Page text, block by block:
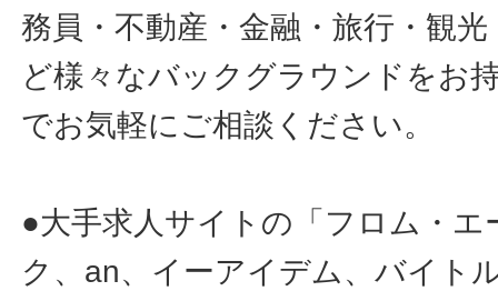
務員・不動産・金融・旅行・観
ど様々なバックグラウンドをお
でお気軽にご相談ください。
●大手求人サイトの「フロム・
ク、an、イーアイデム、バイト